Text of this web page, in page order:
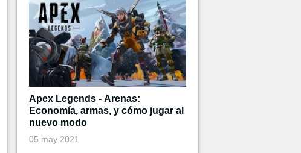
Apex Legends - Arenas:
Economía, armas, y cómo jugar al
nuevo modo
05 may 2021